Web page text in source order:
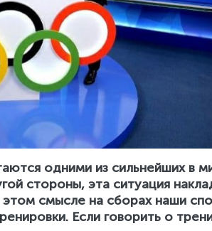
одними из сильнейших в
стороны, эта ситуация
этом смысле на сборах наши
Если говорить о